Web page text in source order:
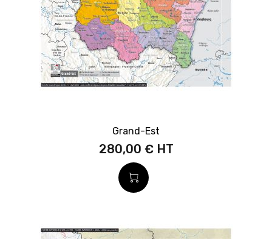
Grand-Est
280,00 €